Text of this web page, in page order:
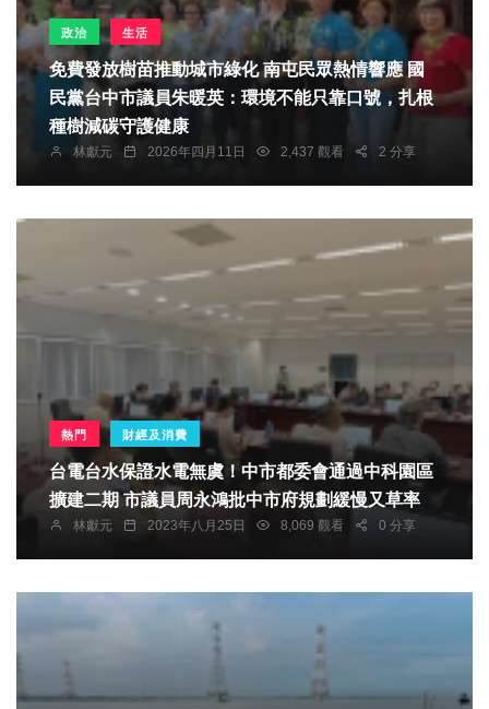
政治 生活
免費發放樹苗推動城市綠化 南屯民眾熱情響應 國
民黨台中市議員朱暖英：環境不能只靠口號，扎根
種樹減碳守護健康
林獻元 2026年四月11日 2,437 觀看 2 分享
熱門 財經及消費
台電台水保證水電無虞！中市都委會通過中科園區
擴建二期 市議員周永鴻批中市府規劃緩慢又草率
林獻元 2023年八月25日 8,069 觀看 0 分享